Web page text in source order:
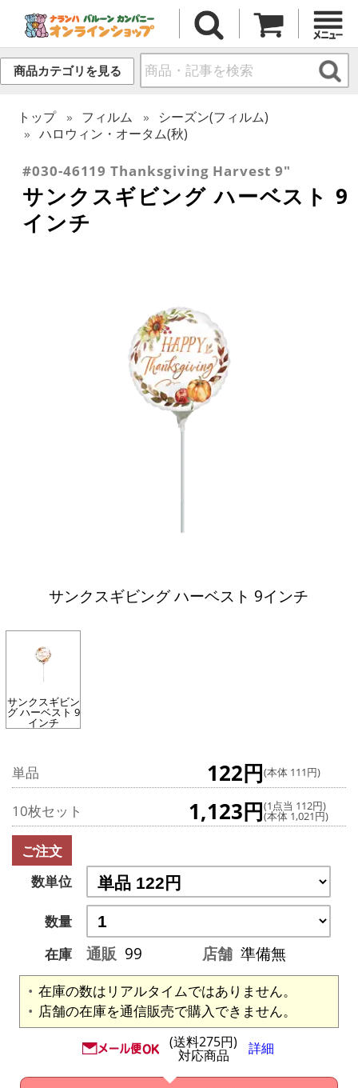
商品カテゴリを見る
トップ フィルム
シーズン(フィルム)
ハロウィン・オータム(秋)
#030-46119 Thanksgiving Harvest 9"
サンクスギビング ハーベスト 9
インチ
サンクスギビング ハーベスト 9インチ
サンクスギビン
グ ハーベスト 9
インチ
単品 122円(本体 111円)
10枚セット 1,123円(1点当 112円)
(本体 1,021円)
ご注文
数単位
数量
在庫
通販 99 店舗 準備無
在庫の数はリアルタイムではありません。
店舗の在庫を通信販売で購入できません。
(送料275円)
対応商品 詳細